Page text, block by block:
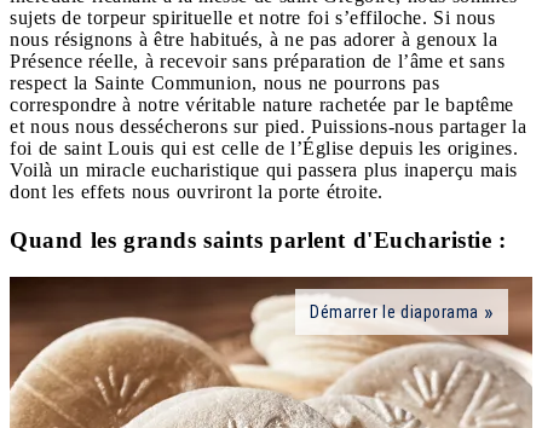
sujets de torpeur spirituelle et notre foi s’effiloche. Si nous
nous résignons à être habitués, à ne pas adorer à genoux la
Présence réelle, à recevoir sans préparation de l’âme et sans
respect la Sainte Communion, nous ne pourrons pas
correspondre à notre véritable nature rachetée par le baptême
et nous nous dessécherons sur pied. Puissions-nous partager la
foi de saint Louis qui est celle de l’Église depuis les origines.
Voilà un miracle eucharistique qui passera plus inaperçu mais
dont les effets nous ouvriront la porte étroite.
Quand les grands saints parlent d'Eucharistie :
Démarrer le diaporama